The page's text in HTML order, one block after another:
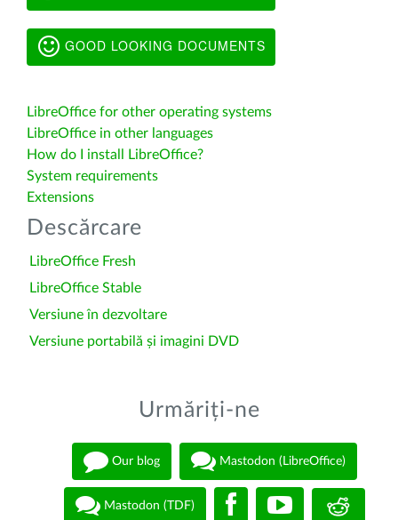
GOOD LOOKING DOCUMENTS
LibreOffice for other operating systems
LibreOffice in other languages
How do I install LibreOffice?
System requirements
Extensions
Descărcare
LibreOffice Fresh
LibreOffice Stable
Versiune în dezvoltare
Versiune portabilă și imagini DVD
Urmăriți-ne
Our blog Mastodon (LibreOffice)
Mastodon (TDF)